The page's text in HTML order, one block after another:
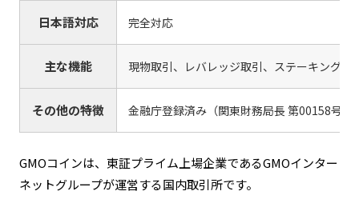
日本語対応 完全対応
主な機能 現物取引、レバレッジ取引、ステーキング、
その他の特徴 金融庁登録済み（関東財務局長 第00158号
GMOコインは、東証プライム上場企業であるGMOインター
ネットグループが運営する国内取引所です。